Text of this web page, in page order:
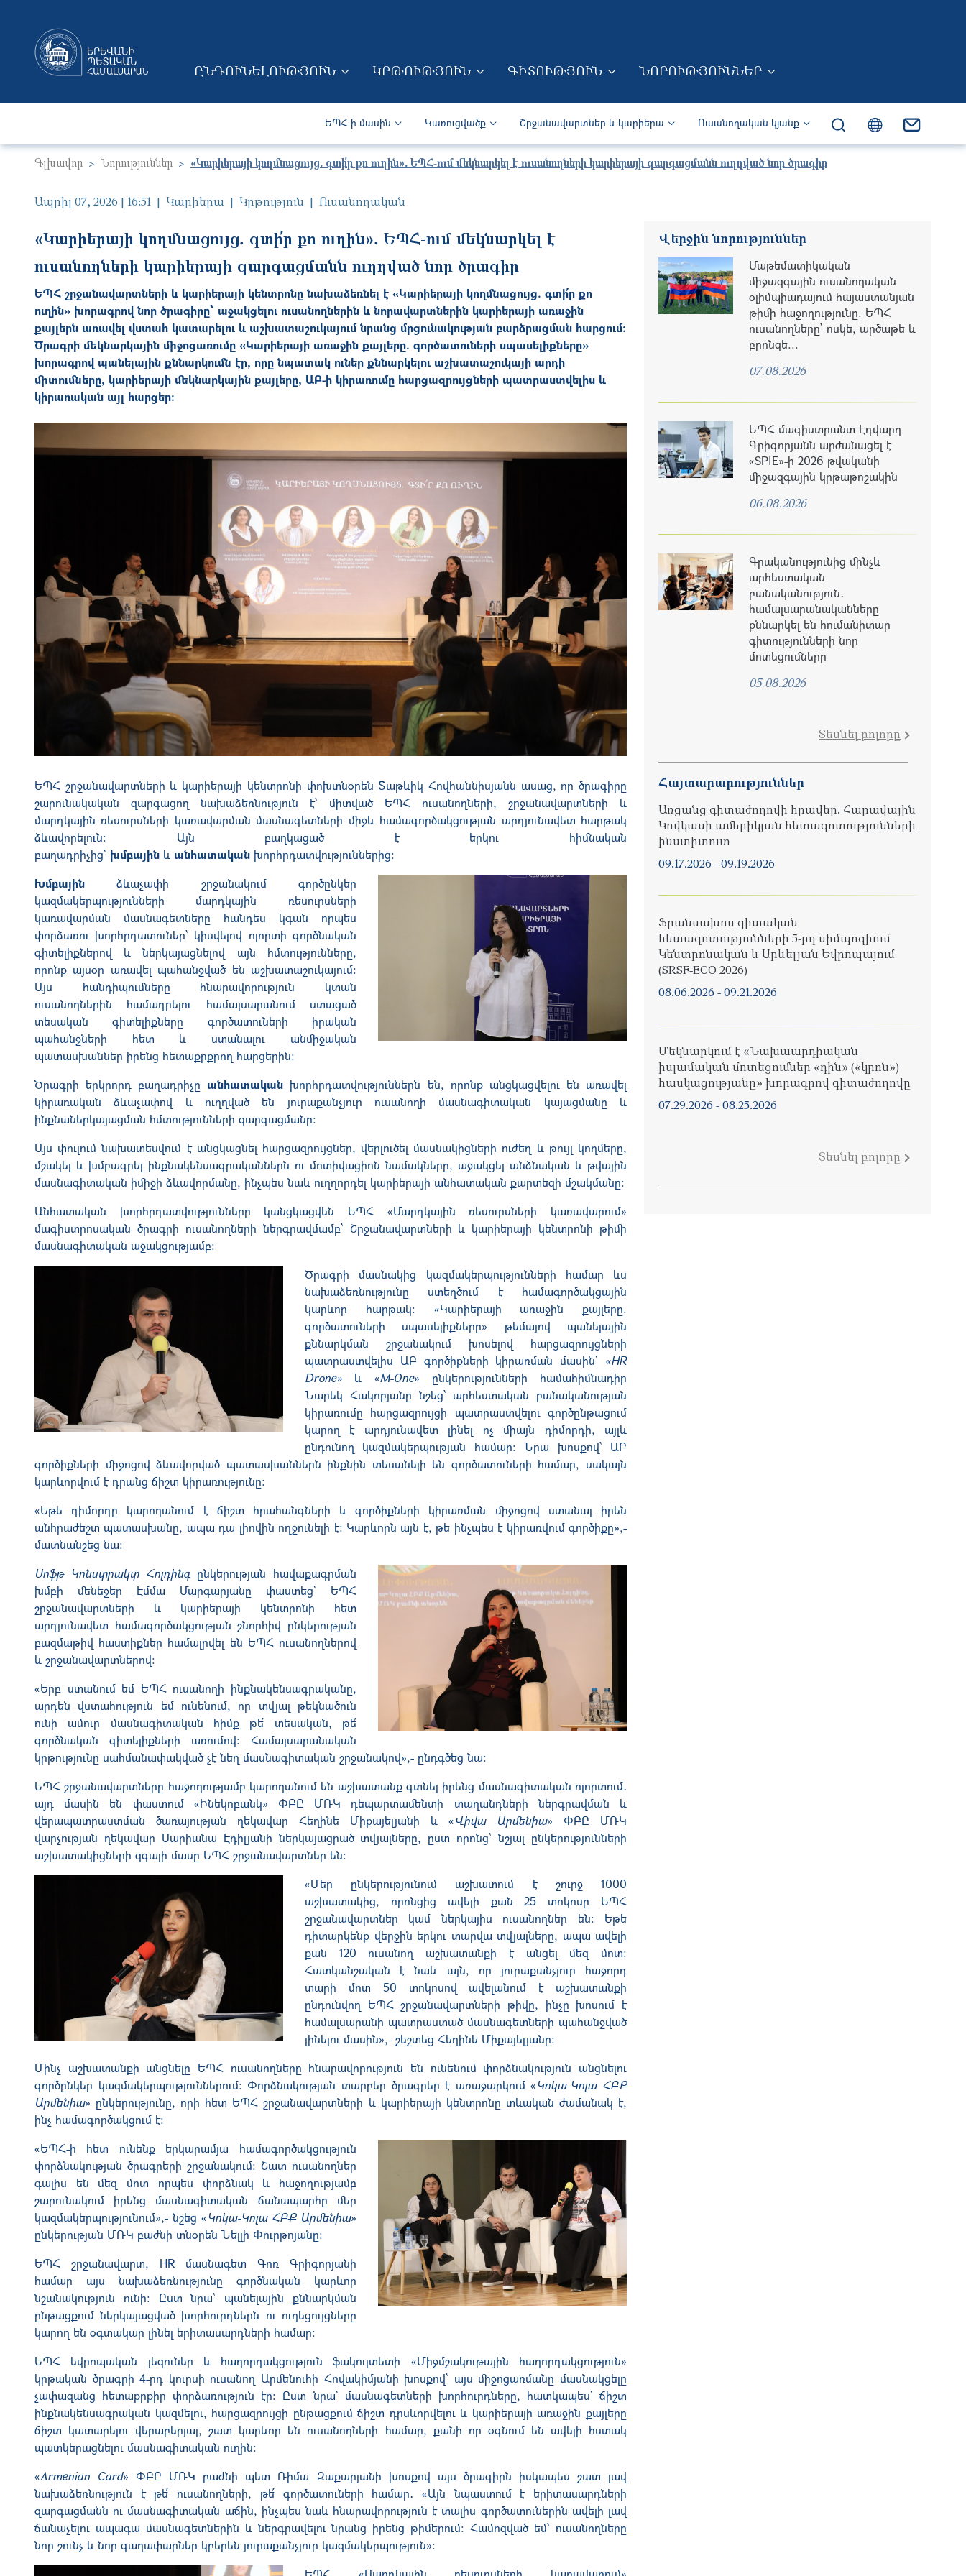
MAIN NAVIGATION (ARM)
ԸՆԴՈՒՆԵԼՈՒԹՅՈՒՆ ԿՐԹՈՒԹՅՈՒՆ ԳԻՏՈՒԹՅՈՒՆ ՆՈՐՈՒԹՅՈՒՆՆԵՐ
Secondary navigation (Arm)
ԵՊՀ-ի մասին Կառուցվածք Շրջանավարտներ և կարիերա Ուսանողական կյանք
Գլխավոր Նորություններ «Կարիերայի կողմնացույց․ գտի՛ր քո ուղին»․ ԵՊՀ-ում մեկնարկել է ուսանողների կարիերայի զարգացմանն ուղղված նոր ծրագիր
Ապրիլ 07, 2026 | 16:51 Կարիերա Կրթություն Ուսանողական
«Կարիերայի կողմնացույց․ գտի՛ր քո ուղին»․ ԵՊՀ-ում մեկնարկել է
ուսանողների կարիերայի զարգացմանն ուղղված նոր ծրագիր
ԵՊՀ շրջանավարտների և կարիերայի կենտրոնը նախաձեռնել է «Կարիերայի կողմնացույց. գտի՛ր քո
ուղին» խորագրով նոր ծրագիրը՝ աջակցելու ուսանողներին և նորավարտներին կարիերայի առաջին
քայլերն առավել վստահ կատարելու և աշխատաշուկայում նրանց մրցունակության բարձրացման հարցում։
Ծրագրի մեկնարկային միջոցառումը «Կարիերայի առաջին քայլերը. գործատուների սպասելիքները»
խորագրով պանելային քննարկումն էր, որը նպատակ ուներ քննարկելու աշխատաշուկայի արդի
միտումները, կարիերայի մեկնարկային քայլերը, ԱԲ-ի կիրառումը հարցազրույցների պատրաստվելիս և
կիրառական այլ հարցեր։
ԵՊՀ շրջանավարտների և կարիերայի կենտրոնի փոխտնօրեն Տաթևիկ Հովհաննիսյանն ասաց, որ ծրագիրը
շարունակական զարգացող նախաձեռնություն է՝ միտված ԵՊՀ ուսանողների, շրջանավարտների և
մարդկային ռեսուրսների կառավարման մասնագետների միջև համագործակցության արդյունավետ հարթակ
ձևավորելուն։ Այն բաղկացած է երկու հիմնական
բաղադրիչից՝ խմբային և անհատական խորհրդատվություններից։
Խմբային ձևաչափի շրջանակում գործընկեր
կազմակերպությունների մարդկային ռեսուրսների
կառավարման մասնագետները հանդես կգան որպես
փորձառու խորհրդատուներ՝ կիսվելով ոլորտի գործնական
գիտելիքներով և ներկայացնելով այն հմտությունները,
որոնք այսօր առավել պահանջված են աշխատաշուկայում։
Այս հանդիպումները հնարավորություն կտան
ուսանողներին համադրելու համալսարանում ստացած
տեսական գիտելիքները գործատուների իրական
պահանջների հետ և ստանալու անմիջական
պատասխաններ իրենց հետաքրքրող հարցերին։
Ծրագրի երկրորդ բաղադրիչը անհատական խորհրդատվություններն են, որոնք անցկացվելու են առավել
կիրառական ձևաչափով և ուղղված են յուրաքանչյուր ուսանողի մասնագիտական կայացմանը և
ինքնաներկայացման հմտությունների զարգացմանը։
Այս փուլում նախատեսվում է անցկացնել հարցազրույցներ, վերլուծել մասնակիցների ուժեղ և թույլ կողմերը,
մշակել և խմբագրել ինքնակենսագրականներն ու մոտիվացիոն նամակները, աջակցել անձնական և թվային
մասնագիտական իմիջի ձևավորմանը, ինչպես նաև ուղղորդել կարիերայի անհատական քարտեզի մշակմանը։
Անհատական խորհրդատվությունները կանցկացվեն ԵՊՀ «Մարդկային ռեսուրսների կառավարում»
մագիստրոսական ծրագրի ուսանողների ներգրավմամբ՝ Շրջանավարտների և կարիերայի կենտրոնի թիմի
մասնագիտական աջակցությամբ։
Ծրագրի մասնակից կազմակերպությունների համար ևս
նախաձեռնությունը ստեղծում է համագործակցային
կարևոր հարթակ։ «Կարիերայի առաջին քայլերը.
գործատուների սպասելիքները» թեմայով պանելային
քննարկման շրջանակում խոսելով հարցազրույցների
պատրաստվելիս ԱԲ գործիքների կիրառման մասին՝ «HR
Drone» և «M-One» ընկերությունների համահիմնադիր
Նարեկ Հակոբյանը նշեց՝ արհեստական բանականության
կիրառումը հարցազրույցի պատրաստվելու գործընթացում
կարող է արդյունավետ լինել ոչ միայն դիմորդի, այլև
ընդունող կազմակերպության համար։ Նրա խոսքով՝ ԱԲ
գործիքների միջոցով ձևավորված պատասխաններն ինքնին տեսանելի են գործատուների համար, սակայն
կարևորվում է դրանց ճիշտ կիրառությունը։
«Եթե դիմորդը կարողանում է ճիշտ հրահանգների և գործիքների կիրառման միջոցով ստանալ իրեն
անհրաժեշտ պատասխանը, ապա դա լիովին ողջունելի է։ Կարևորն այն է, թե ինչպես է կիրառվում գործիքը»,-
մատնանշեց նա։
Սոֆթ Կոնստրակտ Հոլդինգ ընկերության հավաքագրման
խմբի մենեջեր Էմմա Մարգարյանը փաստեց՝ ԵՊՀ
շրջանավարտների և կարիերայի կենտրոնի հետ
արդյունավետ համագործակցության շնորհիվ ընկերության
բազմաթիվ հաստիքներ համալրվել են ԵՊՀ ուսանողներով
և շրջանավարտներով։
«Երբ ստանում եմ ԵՊՀ ուսանողի ինքնակենսագրականը,
արդեն վստահություն եմ ունենում, որ տվյալ թեկնածուն
ունի ամուր մասնագիտական հիմք թե՛ տեսական, թե՛
գործնական գիտելիքների առումով։ Համալսարանական
կրթությունը սահմանափակված չէ նեղ մասնագիտական շրջանակով»,- ընդգծեց նա։
ԵՊՀ շրջանավարտները հաջողությամբ կարողանում են աշխատանք գտնել իրենց մասնագիտական ոլորտում․
այդ մասին են փաստում «Ինեկոբանկ» ՓԲԸ ՄՌԿ դեպարտամենտի տաղանդների ներգրավման և
վերապատրաստման ծառայության ղեկավար Հեղինե Միքայելյանի և «Վիվա Արմենիա» ՓԲԸ ՄՌԿ
վարչության ղեկավար Մարիանա Էդիլյանի ներկայացրած տվյալները, ըստ որոնց՝ նշյալ ընկերությունների
աշխատակիցների զգալի մասը ԵՊՀ շրջանավարտներ են։
«Մեր ընկերությունում աշխատում է շուրջ 1000
աշխատակից, որոնցից ավելի քան 25 տոկոսը ԵՊՀ
շրջանավարտներ կամ ներկայիս ուսանողներ են։ Եթե
դիտարկենք վերջին երկու տարվա տվյալները, ապա ավելի
քան 120 ուսանող աշխատանքի է անցել մեզ մոտ։
Հատկանշական է նաև այն, որ յուրաքանչյուր հաջորդ
տարի մոտ 50 տոկոսով ավելանում է աշխատանքի
ընդունվող ԵՊՀ շրջանավարտների թիվը, ինչը խոսում է
համալսարանի պատրաստած մասնագետների պահանջված
լինելու մասին»,- շեշտեց Հեղինե Միքայելյանը։
Մինչ աշխատանքի անցնելը ԵՊՀ ուսանողները հնարավորություն են ունենում փորձնակություն անցնելու
գործընկեր կազմակերպություններում։ Փորձնակության տարբեր ծրագրեր է առաջարկում «Կոկա-Կոլա ՀԲՔ
Արմենիա» ընկերությունը, որի հետ ԵՊՀ շրջանավարտների և կարիերայի կենտրոնը տևական ժամանակ է,
ինչ համագործակցում է։
«ԵՊՀ-ի հետ ունենք երկարամյա համագործակցություն
փորձնակության ծրագրերի շրջանակում։ Շատ ուսանողներ
գալիս են մեզ մոտ որպես փորձնակ և հաջողությամբ
շարունակում իրենց մասնագիտական ճանապարհը մեր
կազմակերպությունում»,- նշեց «Կոկա-Կոլա ՀԲՔ Արմենիա»
ընկերության ՄՌԿ բաժնի տնօրեն Նելլի Փուրթոյանը։
ԵՊՀ շրջանավարտ, HR մասնագետ Գոռ Գրիգորյանի
համար այս նախաձեռնությունը գործնական կարևոր
նշանակություն ունի։ Ըստ նրա՝ պանելային քննարկման
ընթացքում ներկայացված խորհուրդներն ու ուղեցույցները
կարող են օգտակար լինել երիտասարդների համար։
ԵՊՀ եվրոպական լեզուներ և հաղորդակցություն ֆակուլտետի «Միջմշակութային հաղորդակցություն»
կրթական ծրագրի 4-րդ կուրսի ուսանող Արմենուհի Հովակիմյանի խոսքով՝ այս միջոցառմանը մասնակցելը
չափազանց հետաքրքիր փորձառություն էր։ Ըստ նրա՝ մասնագետների խորհուրդները, հատկապես՝ ճիշտ
ինքնակենսագրական կազմելու, հարցազրույցի ընթացքում ճիշտ դրսևորվելու և կարիերայի առաջին քայլերը
ճիշտ կատարելու վերաբերյալ, շատ կարևոր են ուսանողների համար, քանի որ օգնում են ավելի հստակ
պատկերացնելու մասնագիտական ուղին։
«Armenian Card» ՓԲԸ ՄՌԿ բաժնի պետ Ռիմա Զաքարյանի խոսքով այս ծրագիրն իսկապես շատ լավ
նախաձեռնություն է թե՛ ուսանողների, թե՛ գործատուների համար․ «Այն նպաստում է երիտասարդների
զարգացմանն ու մասնագիտական աճին, ինչպես նաև հնարավորություն է տալիս գործատուներին ավելի լավ
ճանաչելու ապագա մասնագետներին և ներգրավելու նրանց իրենց թիմերում։ Համոզված եմ՝ ուսանողները
նոր շունչ և նոր գաղափարներ կբերեն յուրաքանչյուր կազմակերպություն»։
Վերջին նորություններ
Մաթեմատիկական
միջազգային ուսանողական
օլիմպիադայում հայաստանյան
թիմի հաջողությունը. ԵՊՀ
ուսանողները՝ ոսկե, արծաթե և
բրոնզե...
07.08.2026
ԵՊՀ մագիստրանտ Էդվարդ
Գրիգորյանն արժանացել է
«SPIE»-ի 2026 թվականի
միջազգային կրթաթոշակին
06.08.2026
Գրականությունից մինչև
արհեստական
բանականություն․
համալսարանականները
քննարկել են հումանիտար
գիտությունների նոր
մոտեցումները
05.08.2026
Տեսնել բոլորը
Հայտարարություններ
Առցանց գիտաժողովի հրավեր. Հարավային
Կովկասի ամերիկյան հետազոտությունների
ինստիտուտ
09.17.2026 -09.19.2026
Ֆրանսախոս գիտական
հետազոտությունների 5-րդ սիմպոզիում
Կենտրոնական և Արևելյան Եվրոպայում
(SRSF-ECO 2026)
08.06.2026 -09.21.2026
Մեկնարկում է «Նախաարդիական
իսլամական մոտեցումներ «դին» («կրոն»)
հասկացությանը» խորագրով գիտաժողովը
07.29.2026 -08.25.2026
Տեսնել բոլորը